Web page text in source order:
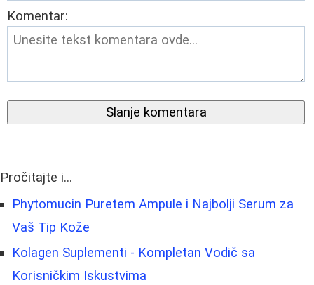
Komentar:
Slanje komentara
Pročitajte i...
Phytomucin Puretem Ampule i Najbolji Serum za
Vaš Tip Kože
Kolagen Suplementi - Kompletan Vodič sa
Korisničkim Iskustvima